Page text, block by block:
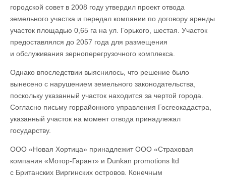
городской совет в 2008 году утвердил проект отвода
земельного участка и передал компании по договору аренды
участок площадью 0,65 га на ул. Горького, шестая. Участок
предоставлялся до 2057 года для размещения
и обслуживания зерноперегрузочного комплекса.
Однако впоследствии выяснилось, что решение было
вынесено с нарушением земельного законодательства,
поскольку указанный участок находится за чертой города.
Согласно письму горрайонного управления Госгеокадастра,
указанный участок на момент отвода принадлежал
государству.
ООО «Новая Хортица» принадлежит ООО «Страховая
компания «Мотор-Гарант» и Dunkan promotions ltd
с Британских Виргинских островов. Конечным